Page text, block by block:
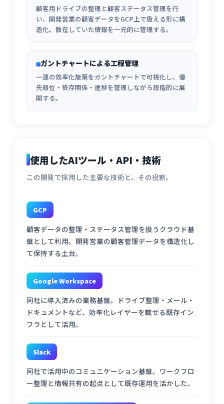
顧客用ドライブの整理と顧客ステータス管理を行
い、開発営業の顧客データをGCP上で扱える形に構
造化。散在していた情報を一元的に管理する。
ガントチャートによる工程管理
一連の効率化施策をガントチャートで可視化し、優
先順位・依存関係・進捗を管理しながら段階的に展
開する。
使用したAIツール・API・技術
この開発で採用した主要な技術と、その役割。
GCP
顧客データの整理・ステータス管理を扱うクラウド基
盤として利用。開発営業の顧客管理データを構造化し
て保持する土台。
Google Workspace
同社に導入済みの業務基盤。ドライブ整理・メール・
ドキュメントなど、効率化レイヤーを載せる既存イン
フラとして活用。
Slack
同社で活用中のコミュニケーション基盤。ワークフロ
ー整理と情報共有の起点として既存運用を活かした。